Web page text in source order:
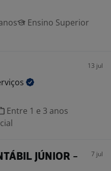
Ensino Superior
13 jul
Entre 1 e 3 anos
JÚNIOR -
7 jul